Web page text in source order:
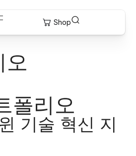
오
폴리오
기술 혁신 지